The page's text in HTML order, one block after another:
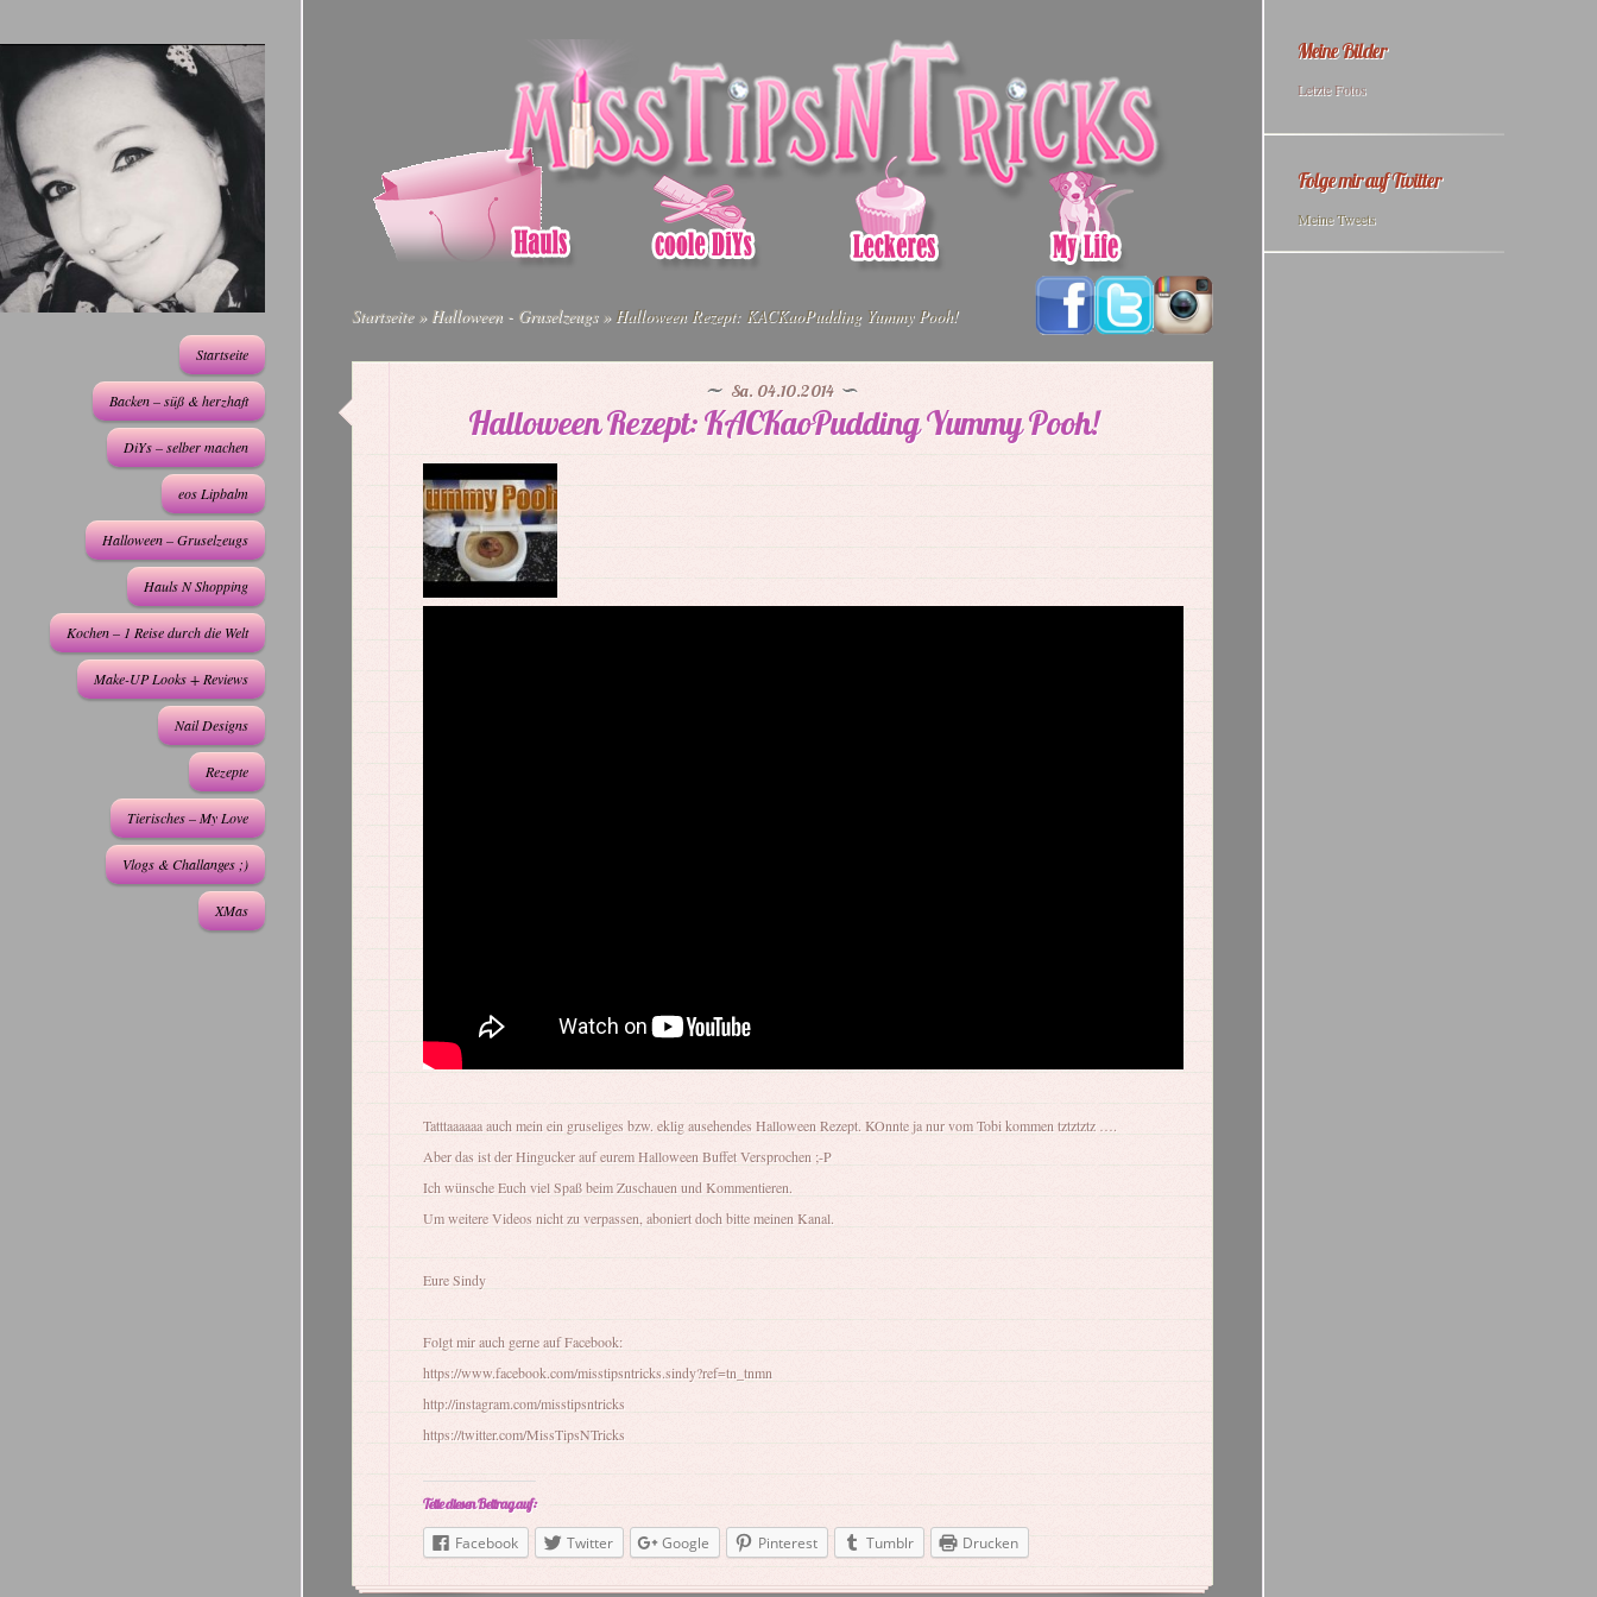
Startseite
Backen – süß & herzhaft
DiYs – selber machen
eos Lipbalm
Halloween – Gruselzeugs
Hauls N Shopping
Kochen – 1 Reise durch die Welt
Make-UP Looks + Reviews
Nail Designs
Rezepte
Tierisches – My Love
Vlogs & Challanges ;)
XMas
Startseite » Halloween - Gruselzeugs »Halloween Rezept: KACKaoPudding Yummy Pooh!
Sa. 04.10.2014
Halloween Rezept: KACKaoPudding Yummy Pooh!
Tatttaaaaaa auch mein ein gruseliges bzw. eklig ausehendes Halloween Rezept. KOnnte ja nur vom Tobi kommen tztztztz ….
Aber das ist der Hingucker auf eurem Halloween Buffet Versprochen ;-P
Ich wünsche Euch viel Spaß beim Zuschauen und Kommentieren.
Um weitere Videos nicht zu verpassen, aboniert doch bitte meinen Kanal.
Eure Sindy
Folgt mir auch gerne auf Facebook:
https://www.facebook.com/misstipsntricks.sindy?ref=tn_tnmn
http://instagram.com/misstipsntricks
https://twitter.com/MissTipsNTricks
Teile diesen Beitrag auf:
Facebook Twitter Google Pinterest Tumblr Drucken
Meine Bilder
Letzte Fotos
Folge mir auf Twitter
Meine Tweets